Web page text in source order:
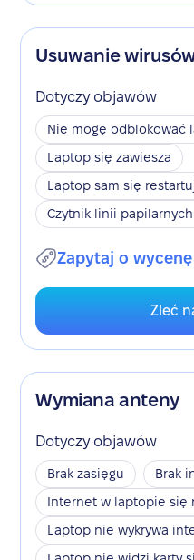
Usuwanie
Dotyczy objawów
Nie mogę odblokować
Laptop się zawiesza
Laptop sam się
Czytnik linii papilarnych
Zapytaj o wycenę
Zleć
Wymiana anteny
Dotyczy objawów
Brak zasięgu
Brak
Internet w laptopie się
Laptop nie wykrywa